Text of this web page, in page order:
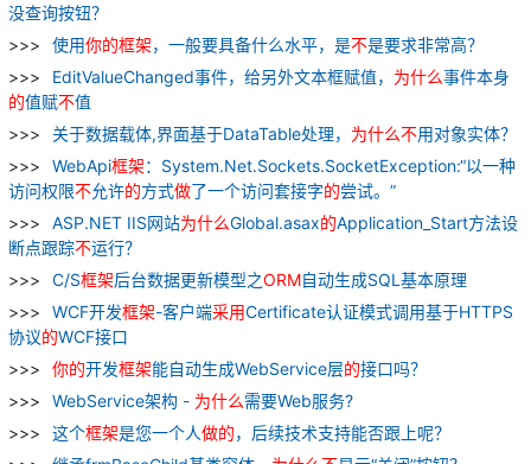
没查询按钮？
使用你的框架，一般要具备什么水平，是不是要求非常高？
EditValueChanged事件，给另外文本框赋值， 为什么事件本身
的值赋不值
关于数据载体,界面基于DataTable处理， 为什么不用对象实体？
WebApi框架：System.Net.Sockets.SocketException:“以一种
访问权限不允许的方式做了一个访问套接字的尝试。”
ASP.NET IIS网站为什么Global.asax的Application_Start方法设
断点跟踪不运行？
C/S框架后台数据更新模型之ORM自动生成SQL基本原理
WCF开发框架-客户端采用Certificate认证模式调用基于HTTPS
协议的WCF接口
你的开发框架能自动生成WebService层的接口吗？
WebService架构 - 为什么需要Web服务?
这个框架是您一个人做的，后续技术支持能否跟上呢？